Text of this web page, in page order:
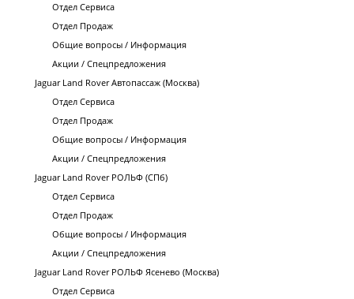
Отдел Сервиса
Отдел Продаж
Общие вопросы / Информация
Акции / Спецпредложения
Jaguar Land Rover Автопассаж (Москва)
Отдел Сервиса
Отдел Продаж
Общие вопросы / Информация
Акции / Спецпредложения
Jaguar Land Rover РОЛЬФ (СПб)
Отдел Сервиса
Отдел Продаж
Общие вопросы / Информация
Акции / Спецпредложения
Jaguar Land Rover РОЛЬФ Ясенево (Москва)
Отдел Сервиса